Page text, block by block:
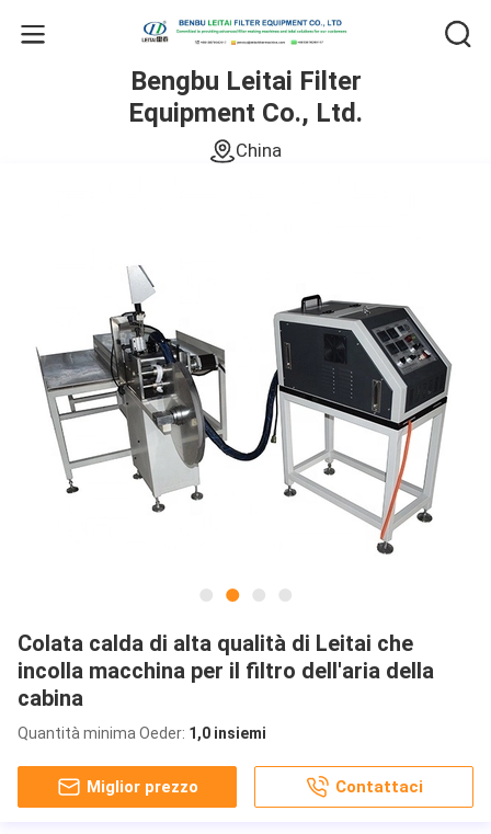
Bengbu Leitai Filter
Equipment Co., Ltd.
China
Colata calda di alta qualità di Leitai che
incolla macchina per il filtro dell'aria della
cabina
Quantità minima Oeder: 1,0 insiemi
Miglior prezzo Contattaci